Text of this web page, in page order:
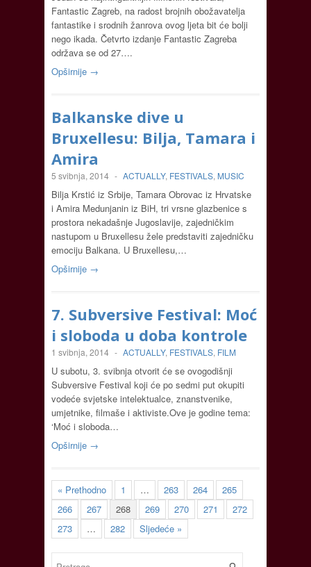
Fantastic Zagreb, na radost brojnih obožavatelja
fantastike i srodnih žanrova ovog ljeta bit će bolji
nego ikada. Četvrto izdanje Fantastic Zagreba
održava se od 27….
Opširnije →
Balkanske dive u
Bruxellesu: Bilja, Tamara i
Amira
5 svibnja, 2014 - ACTUALLY, FESTIVALS, MUSIC
Bilja Krstić iz Srbije, Tamara Obrovac iz Hrvatske
i Amira Medunjanin iz BiH, tri vrsne glazbenice s
prostora nekadašnje Jugoslavije, zajedničkim
nastupom u Bruxellesu žele predstaviti zajedničku
emociju Balkana. U Bruxellesu,…
Opširnije →
7. Subversive Festival: Moć
i sloboda u doba kontrole
1 svibnja, 2014 - ACTUALLY, FESTIVALS, FILM
U subotu, 3. svibnja otvorit će se ovogodišnji
Subversive Festival koji će po sedmi put okupiti
vodeće svjetske intelektualce, znanstvenike,
umjetnike, filmaše i aktiviste.Ove je godine tema:
‘Moć i sloboda…
Opširnije →
« Prethodno 1 … 263 264
265
266
267 268 269 270 271
272
273
… 282 Sljedeće »